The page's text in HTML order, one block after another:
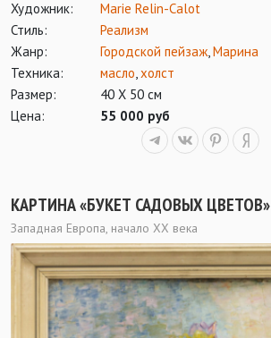
Художник:
Marie Relin-Calot
Стиль:
Реализм
Жанр:
Городской пейзаж,Марина
Техника:
масло,холст
Размер:
40 Х 50 см
Цена:
55 000 руб
КАРТИНА «БУКЕТ САДОВЫХ ЦВЕТОВ»
Западная Европа, начало ХХ века